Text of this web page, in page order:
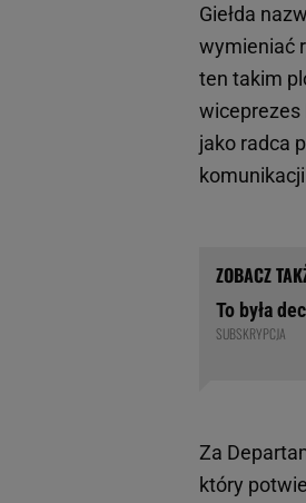
Giełda
wymieniać
ten takim
wiceprezes
jako radca
To była
SUBSKRYPCJA
Za
który